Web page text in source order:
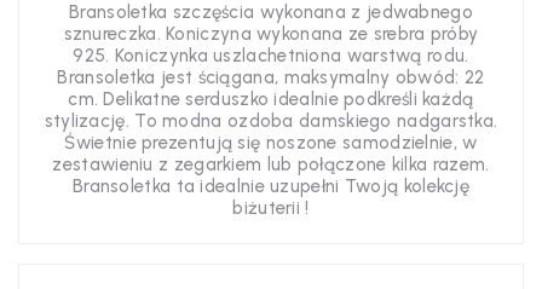
Bransoletka szczęścia wykonana z jedwabnego
sznureczka. Koniczyna wykonana ze srebra próby
925. Koniczynka uszlachetniona warstwą rodu.
Bransoletka jest ściągana, maksymalny obwód: 22
cm. Delikatne serduszko idealnie podkreśli każdą
stylizację. To modna ozdoba damskiego nadgarstka.
Świetnie prezentują się noszone samodzielnie, w
zestawieniu z zegarkiem lub połączone kilka razem.
Bransoletka ta idealnie uzupełni Twoją kolekcję
biżuterii !